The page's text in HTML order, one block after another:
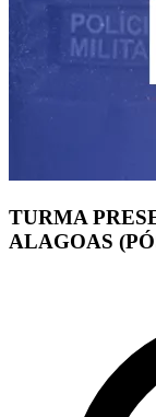
TURMA
ALAGOAS